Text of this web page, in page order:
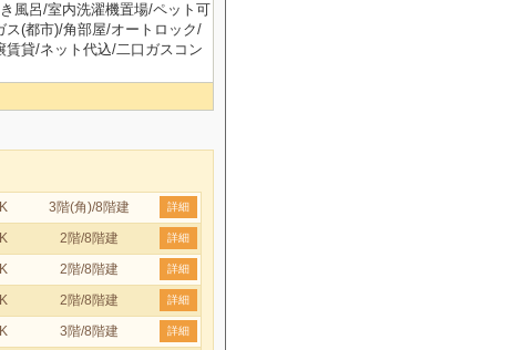
風呂/室内洗濯機置場/ペット可
(都市)/角部屋/オートロック/
貸/ネット代込/二口ガスコン
3階(角)/8階建 詳細
2階/8階建 詳細
2階/8階建 詳細
2階/8階建 詳細
3階/8階建 詳細